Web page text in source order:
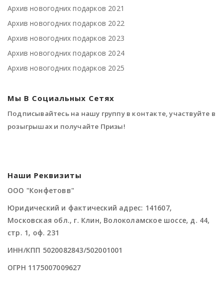
Архив новогодних подарков 2021
Архив новогодних подарков 2022
Архив новогодних подарков 2023
Архив новогодних подарков 2024
Архив новогодних подарков 2025
Мы В Социальных Сетях
Подписывайтесь на нашу группу в контакте, участвуйте в
розыгрышах и получайте Призы!
Наши Реквизиты
ООО "Конфетовв"
Юридический и фактический адрес: 141607,
Московская обл., г. Клин, Волоколамское шоссе, д. 44,
стр. 1, оф. 231
ИНН/КПП 5020082843/502001001
ОГРН 1175007009627